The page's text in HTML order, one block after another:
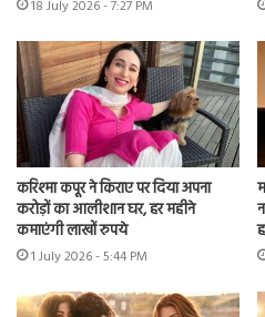
18 July 2026 - 7:27 PM
करिश्मा कपूर ने किराए पर दिया अपना
करोड़ों का आलीशान घर, हर महीने
कमाएंगी लाखों रुपये
1 July 2026 - 5:44 PM